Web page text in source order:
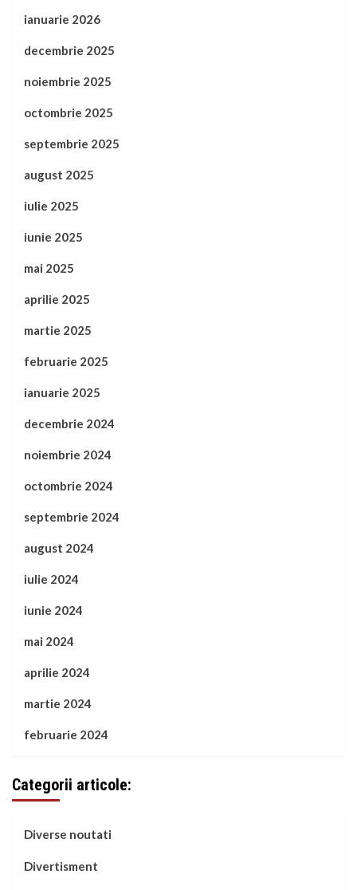
ianuarie 2026
decembrie 2025
noiembrie 2025
octombrie 2025
septembrie 2025
august 2025
iulie 2025
iunie 2025
mai 2025
aprilie 2025
martie 2025
februarie 2025
ianuarie 2025
decembrie 2024
noiembrie 2024
octombrie 2024
septembrie 2024
august 2024
iulie 2024
iunie 2024
mai 2024
aprilie 2024
martie 2024
februarie 2024
Categorii articole:
Diverse noutati
Divertisment